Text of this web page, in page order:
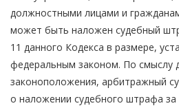
должностными лицами и
может быть наложен судебный
11 данного Кодекса в размере,
федеральным законом. По смыслу
законоположения, арбитражный
о наложении судебного штрафа за